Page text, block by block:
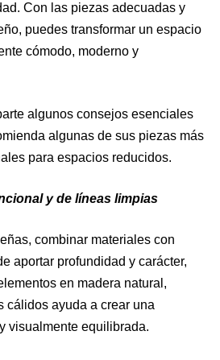
Con las piezas adecuadas y
puedes transformar un espacio
cómodo, moderno y
algunos consejos esenciales
algunas de sus piezas más
para espacios reducidos.
y de líneas limpias
combinar materiales con
aportar profundidad y carácter,
en madera natural,
cálidos ayuda a crear una
visualmente equilibrada.